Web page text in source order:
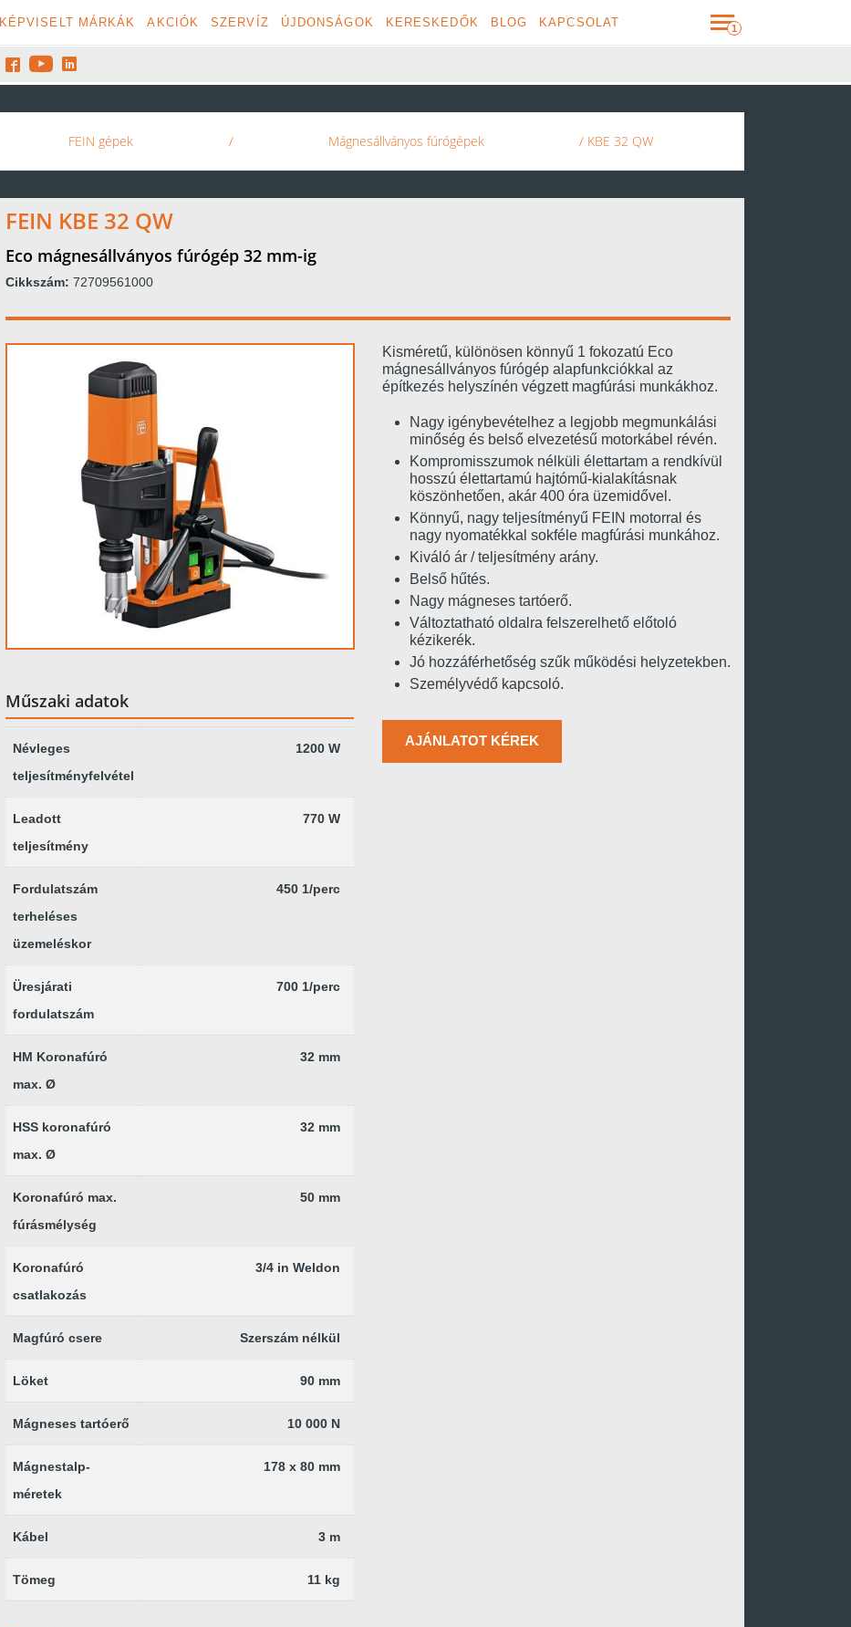
KÉPVISELT MÁRKÁK AKCIÓK SZERVÍZ ÚJDONSÁGOK KERESKEDŐK BLOG KAPCSOLAT
  
FEIN gépek / Mágnesállványos fúrógépek / KBE 32 QW
FEIN KBE 32 QW
Eco mágnesállványos fúrógép 32 mm-ig
Cikkszám: 72709561000
Műszaki adatok
Névleges
teljesítményfelvétel
1200 W
Leadott
teljesítmény
770 W
Fordulatszám
terheléses
üzemeléskor
450 1/perc
Üresjárati
fordulatszám
700 1/perc
HM Koronafúró
max. Ø
32 mm
HSS koronafúró
max. Ø
32 mm
Koronafúró max.
fúrásmélység
50 mm
Koronafúró
csatlakozás
3/4 in Weldon
Magfúró csere Szerszám nélkül
Löket 90 mm
Mágneses tartóerő 10 000 N
Mágnestalp-
méretek
178 x 80 mm
Kábel 3 m
Tömeg 11 kg
Kisméretű, különösen könnyű 1 fokozatú Eco
mágnesállványos fúrógép alapfunkciókkal az
építkezés helyszínén végzett magfúrási munkákhoz.
Nagy igénybevételhez a legjobb megmunkálási
minőség és belső elvezetésű motorkábel révén.
Kompromisszumok nélküli élettartam a rendkívül
hosszú élettartamú hajtómű-kialakításnak
köszönhetően, akár 400 óra üzemidővel.
Könnyű, nagy teljesítményű FEIN motorral és
nagy nyomatékkal sokféle magfúrási munkához.
Kiváló ár / teljesítmény arány.
Belső hűtés.
Nagy mágneses tartóerő.
Változtatható oldalra felszerelhető előtoló
kézikerék.
Jó hozzáférhetőség szűk működési helyzetekben.
Személyvédő kapcsoló.
AJÁNLATOT KÉREK